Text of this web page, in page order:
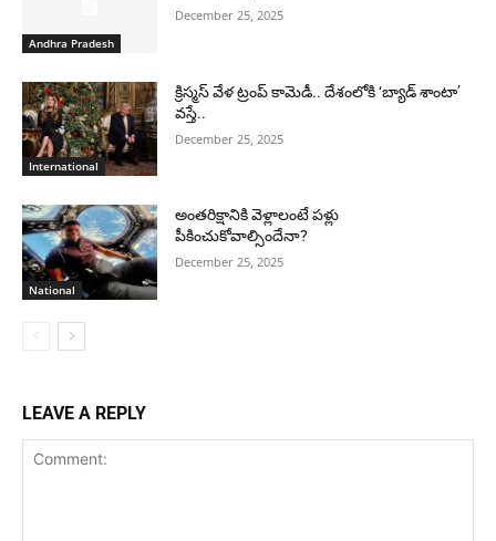
Andhra Pradesh
December 25, 2025
International
క్రిస్మస్ వేళ ట్రంప్ కామెడీ.. దేశంలోకి ‘బ్యాడ్ శాంటా’
వస్తే..
December 25, 2025
National
అంతరిక్షానికి వెళ్లాలంటే పళ్లు
పీకించుకోవాల్సిందేనా?
December 25, 2025
LEAVE A REPLY